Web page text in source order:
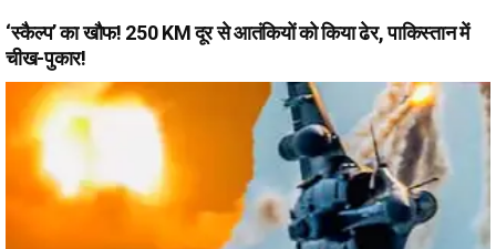
‘स्कैल्प’ का खौफ! 250 KM दूर से आतंकियों को किया ढेर, पाकिस्तान में
चीख-पुकार!